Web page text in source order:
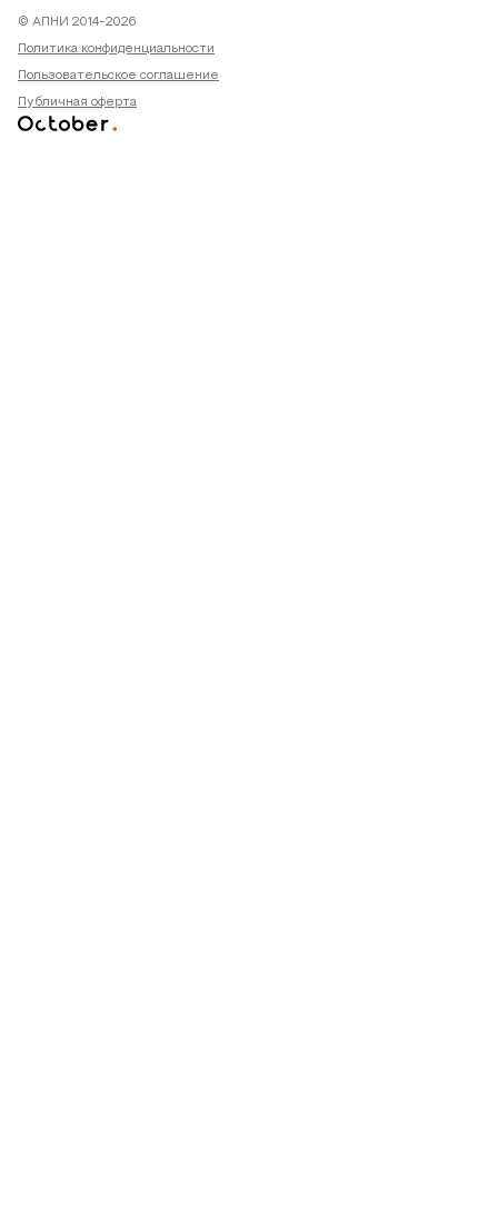
© АПНИ 2014-2026
Политика конфиденциальности
Пользовательское соглашение
Публичная оферта